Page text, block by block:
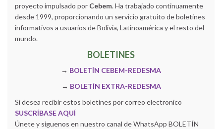
proyecto impulsado por Cebem. Ha trabajado continuamente
desde 1999, proporcionando un servicio gratuito de boletines
informativos a usuarios de Bolivia, Latinoamérica y el resto del
mundo.
BOLETINES
→ BOLETÍN CEBEM-REDESMA
→ BOLETÍN EXTRA-REDESMA
Si desea recibir estos boletines por correo electronico
SUSCRÍBASE AQUÍ
Únete y siguenos en nuestro canal de WhatsApp BOLETÍN